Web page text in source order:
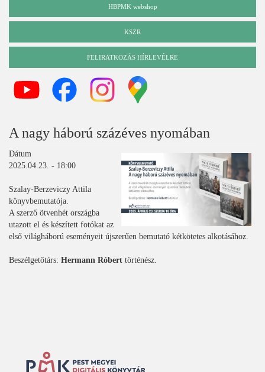
HBPMK webshop
KSZR
FELIRATKOZÁS HÍRLEVÉLRE
A nagy háború százéves nyomában
Dátum
2025.04.23. - 18:00
Szalay-Berzeviczy Attila
könyvbemutatója.
A szerző ötvenhét országba
utazott el és készített fotókat az
első világháború eseményeit újszerűen bemutató kétkötetes alkotásához.
Beszélgetőtárs: Hermann Róbert történész.